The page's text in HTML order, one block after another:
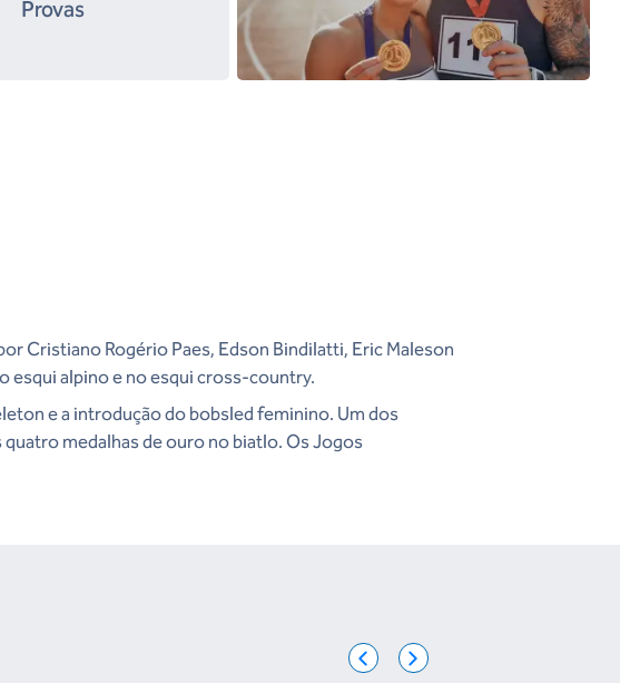
Provas
Cristiano Rogério Paes, Edson Bindilatti, Eric Maleson
esqui alpino e no esqui cross-country.
e a introdução do bobsled feminino. Um dos
medalhas de ouro no biatlo. Os Jogos